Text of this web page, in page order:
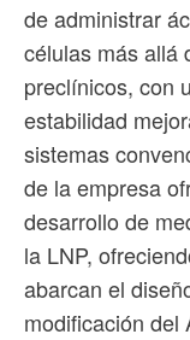
de administrar
células más allá
preclínicos, con
estabilidad
sistemas
de la empresa
desarrollo de
la LNP,
abarcan el
modificación del